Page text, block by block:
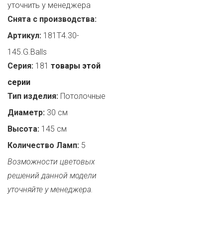
уточнить у менеджера
Снята с производства:
Артикул: 181T4.30-
145.G.Balls
Серия: 181 товары этой
серии
Тип изделия: Потолочные
Диаметр: 30 см
Высота: 145 см
Количество Ламп: 5
Возможности цветовых
решений данной модели
уточняйте у менеджера.